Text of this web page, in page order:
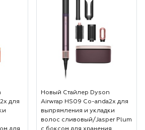
для
Новый Стайлер Dyson
Airwrap HS09 Co-anda2x для
выпрямления и укладки
волос сливовый/Jasper Plum